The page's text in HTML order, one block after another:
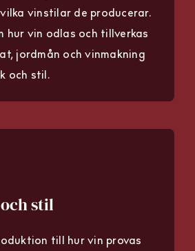
vinstilar de producerar.
hur vin odlas och tillverkas
jordmån och vinmakning
och stil.
stil
till hur vin provas